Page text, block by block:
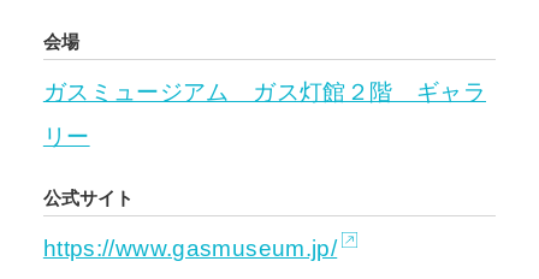
会場
ガスミュージアム ガス灯館２階 ギャラ
リー
公式サイト
https://www.gasmuseum.jp/